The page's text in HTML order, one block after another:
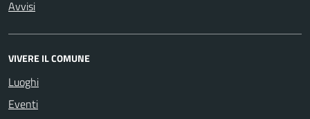
Avvisi
VIVERE IL COMUNE
Luoghi
Eventi